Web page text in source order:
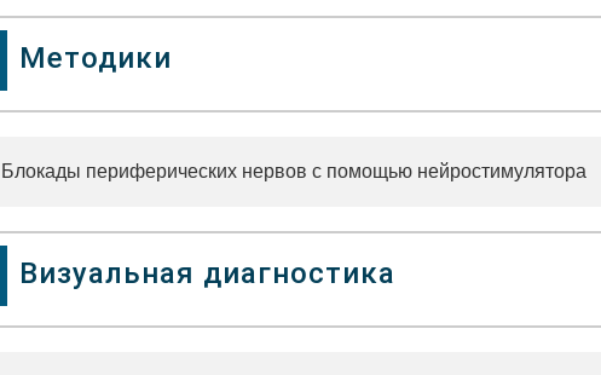
Методики
Блокады периферических нервов с помощью нейростимулятора
Визуальная диагностика